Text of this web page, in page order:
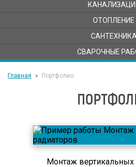
ОТОПЛЕНИЕ
САНТЕХНИКА
СВАРОЧНЫЕ
Главная Портфолио
Монтаж вертикальных